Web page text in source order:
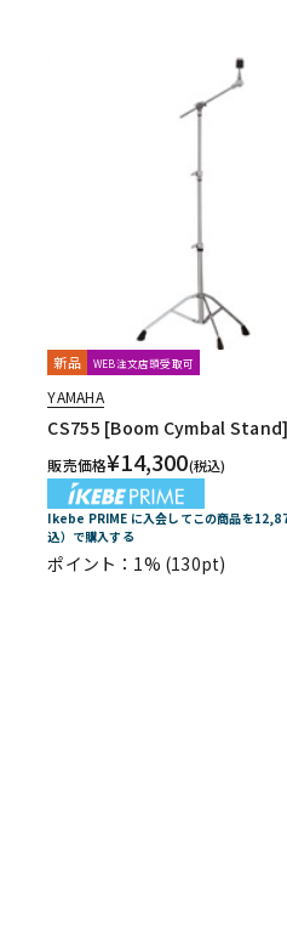
新品 WEB注文店頭受取可
YAMAHA
CS755 [Boom Cymbal Stand]
販売価格¥14,300(税込)
Ikebe PRIME に入会してこの商品を
込）で購入する
ポイント：1% (130pt)